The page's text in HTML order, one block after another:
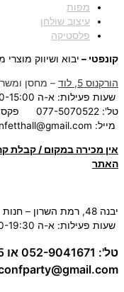
מפות
עיצוב שולחן
פלסטיקה
קונפטי – יבוא ושיווק מוצרי
הורקנוס 5, לוד
– מחסן
שעות פעילות: א-ה 07:00-15:00
טל': 077-5070522
מייל:
אין מכירה במקום / קבלת
האתר
יבנה 48, רמת השרון – חנות היבואן
שעות פעילות: א-ה 09:00-19:30, שישי 08:00-14:30
טל': 052-9041671 או 077-6735055
@gmail.com